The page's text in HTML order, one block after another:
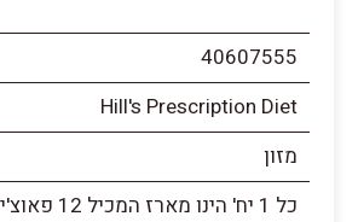
40607555
Hill's Prescription Diet
מזון
כל 1 יח' הינו מארז המכיל 12 פאוצ'ים